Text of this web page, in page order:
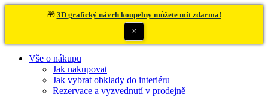
🎁 3D grafický návrh koupelny můžete mít zdarma!
×
Vše o nákupu
Jak nakupovat
Jak vybrat obklady do interiéru
Rezervace a vyzvednutí v prodejně